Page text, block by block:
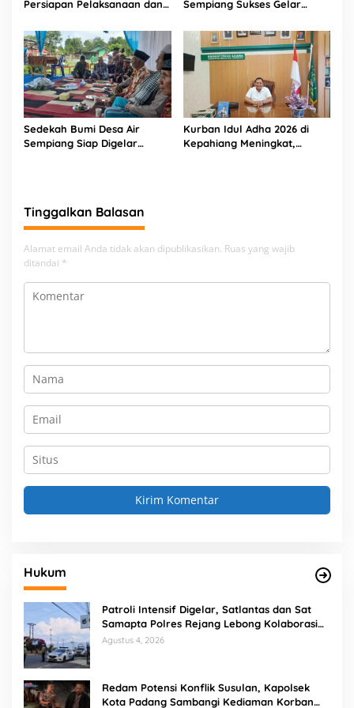
Persiapan Pelaksanaan dan
Sari Dorong Pembangunan
Partisipatif
Sempiang Sukses Gelar
Sedekah Bumi Desa Air
Sempiang Siap Digelar
Kurban Idul Adha 2026 di
Kepahiang Meningkat,
Tinggalkan Balasan
Alamat email Anda tidak akan dipublikasikan. Ruas yang wajib
ditandai *
Hukum
Patroli Intensif Digelar, Satlantas dan Sat
Samapta Polres Rejang Lebong Kolaborasi
Berantas Balap Liar
Agustus 4, 2026
Redam Potensi Konflik Susulan, Kapolsek
Kota Padang Sambangi Kediaman Korban